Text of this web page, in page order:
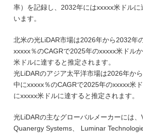
率）を記録し、2032年にはxxxxx米ドルに
います。
北米の光LiDAR市場は2026年から2032年
xxxxx％のCAGRで2025年のxxxxx米ドル
米ドルに達すると推定されます。
光LiDARのアジア太平洋市場は2026年か
中にxxxxx％のCAGRで2025年のxxxxx米
にxxxxx米ドルに達すると推定されます。
光LiDARの主なグローバルメーカーには、
Quanergy Systems、 Luminar